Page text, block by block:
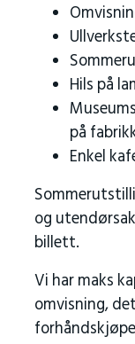
Hils på
på
Enkel
og
billett.
Vi har maks
omvisning,